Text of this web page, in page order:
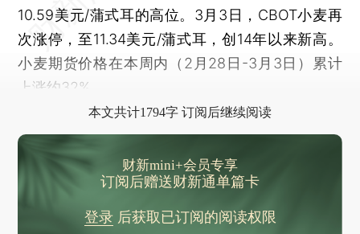
10.59美元/蒲式耳的高位。3月3日，CBOT小麦再
次涨停，至11.34美元/蒲式耳，创14年以来新高。
小麦期货价格在本周内（2月28日-3月3日）累计
上涨约32%。
本文共计1794字 订阅后继续阅读
财新mini+会员专享
订阅后赠送财新通单篇卡
登录后获取已订阅的阅读权限